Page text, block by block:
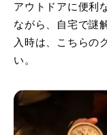
アウトドアに便利
ながら、自宅で謎
入時は、こちらの
い。